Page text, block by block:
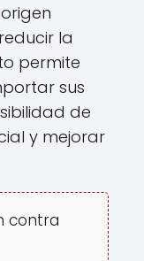
la
permite
sus
de
y mejorar
contra